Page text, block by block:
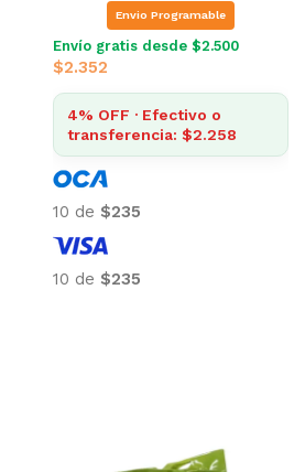
Envio Programable
Envío gratis desde $2.500
$2.352
4% OFF · Efectivo o
transferencia: $2.258
10 de $235
10 de $235